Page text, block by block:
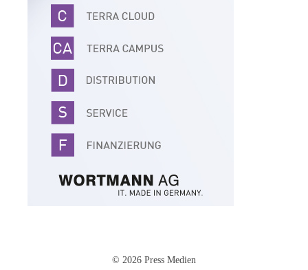
© 2026 Press Medien